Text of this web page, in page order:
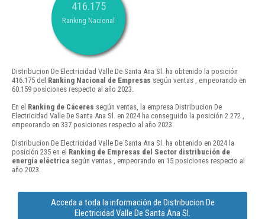
416.175
Ranking Nacional
Distribucion De Electricidad Valle De Santa Ana Sl. ha obtenido la posición
416.175 del Ranking Nacional de Empresas según ventas , empeorando en
60.159 posiciones respecto al año 2023.
En el Ranking de Cáceres según ventas, la empresa Distribucion De
Electricidad Valle De Santa Ana Sl. en 2024 ha conseguido la posición 2.272 ,
empeorando en 337 posiciones respecto al año 2023.
Distribucion De Electricidad Valle De Santa Ana Sl. ha obtenido en 2024 la
posición 235 en el Ranking de Empresas del Sector distribución de
energía eléctrica según ventas , empeorando en 15 posiciones respecto al
año 2023.
Acceda a toda la información de Distribucion De
Electricidad Valle De Santa Ana Sl.